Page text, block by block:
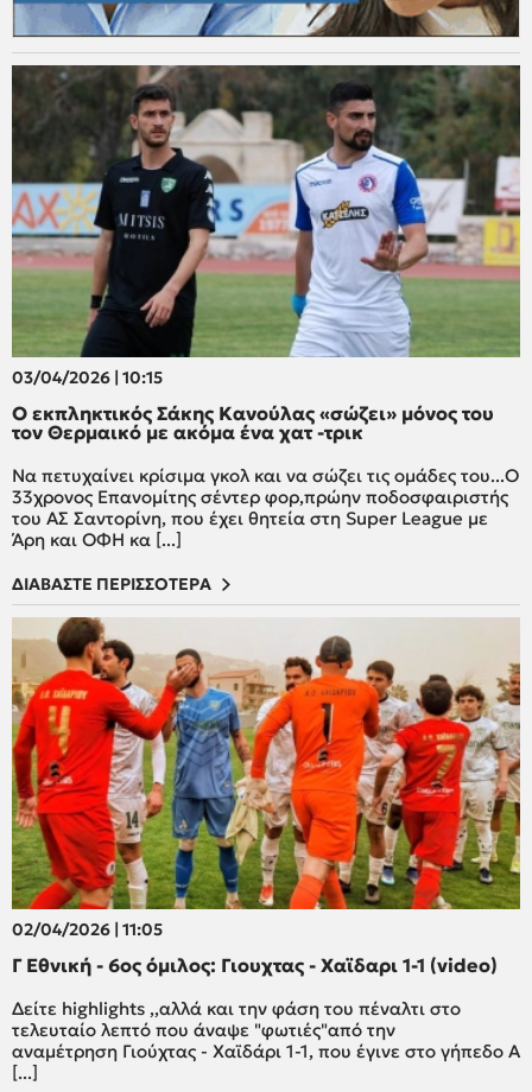
03/04/2026 | 10:15
O εκπληκτικός Σάκης Κανούλας «σώζει» μόνος του
τον Θερμαικό με ακόμα ένα χατ -τρικ
Να πετυχαίνει κρίσιμα γκολ και να σώζει τις ομάδες του...Ο
33χρονος Επανομίτης σέντερ φορ,πρώην ποδοσφαιριστής
του ΑΣ Σαντορίνη, που έχει θητεία στη Super League με
Άρη και ΟΦΗ κα [...]
ΔΙΑΒΑΣΤΕ ΠΕΡΙΣΣΟΤΕΡΑ
02/04/2026 | 11:05
Γ Εθνική - 6ος όμιλος: Γιουχτας - Χαϊδαρι 1-1 (video)
Δείτε highlights ,,αλλά και την φάση του πέναλτι στο
τελευταίο λεπτό που άναψε "φωτιές"από την
αναμέτρηση Γιούχτας - Χαϊδάρι 1-1, που έγινε στο γήπεδο Α
[...]